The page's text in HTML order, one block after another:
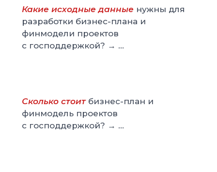
Разработка бизнес плана для получения
Если вашей целью являются льготные займы, то
Заказать услугу просто — мы начинаем с аудита
Какие исходные данные нужны для
разработки бизнес-плана и
финмодели проектов
с господдержкой? → ...
Сколько стоит бизнес-план и
финмодель проектов
с господдержкой? → ...
Бизнес план для получения субсидии должен
Для предприятий, которые рассчитывают на
Заказать мои услуги — значит получить не